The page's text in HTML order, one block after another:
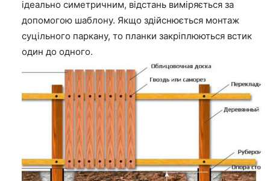
ідеально симетричним, відстань виміряється за
допомогою шаблону. Якщо здійснюється монтаж
суцільного паркану, то планки закріплюються встик
один до одного.